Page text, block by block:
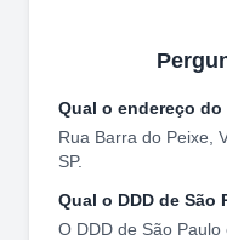
Qual o endereço do
Rua Barra do Peixe
SP.
Qual o DDD de São
O DDD de São Paulo